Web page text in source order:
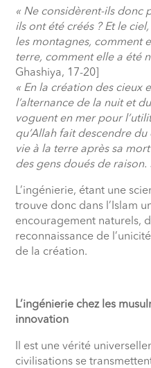
« Ne considèrent-ils donc
ils ont été créés ? Et le
les montagnes, comment
terre, comment elle a été
Ghashiya, 17-20]
« En la création des cieux
l’alternance de la nuit et
voguent en mer pour
qu’Allah fait descendre
vie à la terre après sa
des gens doués de raison.
L’ingénierie, étant une
trouve donc dans l’Islam
encouragement naturels,
reconnaissance de
de la création.
L’ingénierie chez les
innovation
Il est une vérité
civilisations se